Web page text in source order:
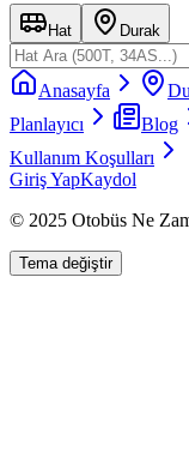
Hat Durak
Anasayfa
Planlayıcı
Blog
Kullanım Koşulları
Giriş YapKaydol
© 2025 Otobüs Ne
Tema değiştir